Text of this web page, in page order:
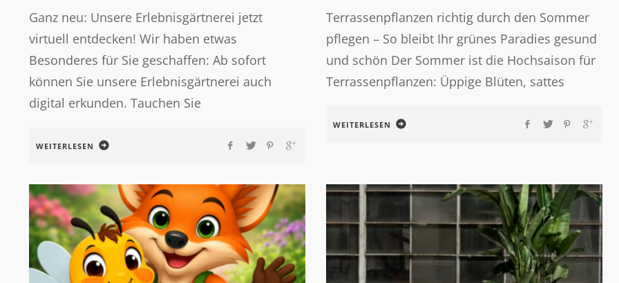
Ganz neu: Unsere Erlebnisgärtnerei jetzt
virtuell entdecken! Wir haben etwas
Besonderes für Sie geschaffen: Ab sofort
können Sie unsere Erlebnisgärtnerei auch
digital erkunden. Tauchen Sie
WEITERLESEN
Terrassenpflanzen richtig durch den Sommer
pflegen – So bleibt Ihr grünes Paradies gesund
und schön Der Sommer ist die Hochsaison für
Terrassenpflanzen: Üppige Blüten, sattes
WEITERLESEN